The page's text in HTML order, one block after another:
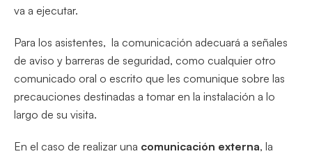
va a ejecutar.
Para los asistentes, la comunicación adecuará a señales
de aviso y barreras de seguridad, como cualquier otro
comunicado oral o escrito que les comunique sobre las
precauciones destinadas a tomar en la instalación a lo
largo de su visita.
En el caso de realizar una comunicación externa, la